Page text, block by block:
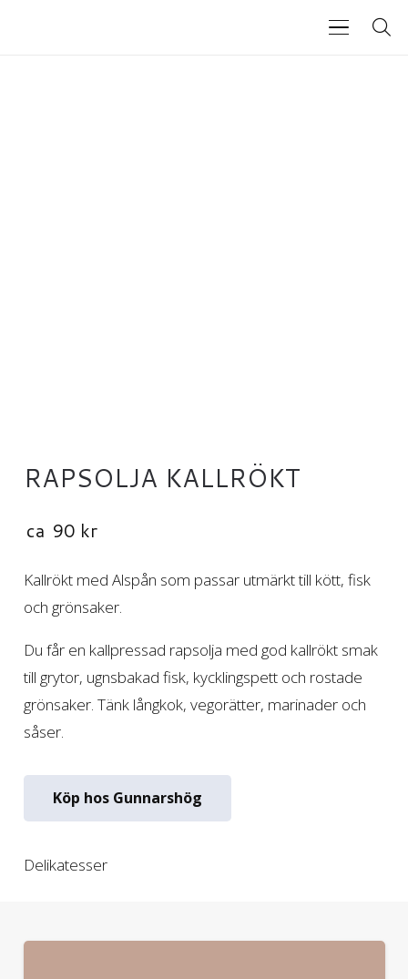
RAPSOLJA KALLRÖKT
ca 90 kr
Kallrökt med Alspån som passar utmärkt till kött, fisk
och grönsaker.
Du får en kallpressad rapsolja med god kallrökt smak
till grytor, ugnsbakad fisk, kycklingspett och rostade
grönsaker. Tänk långkok, vegorätter, marinader och
såser.
Köp hos Gunnarshög
Delikatesser